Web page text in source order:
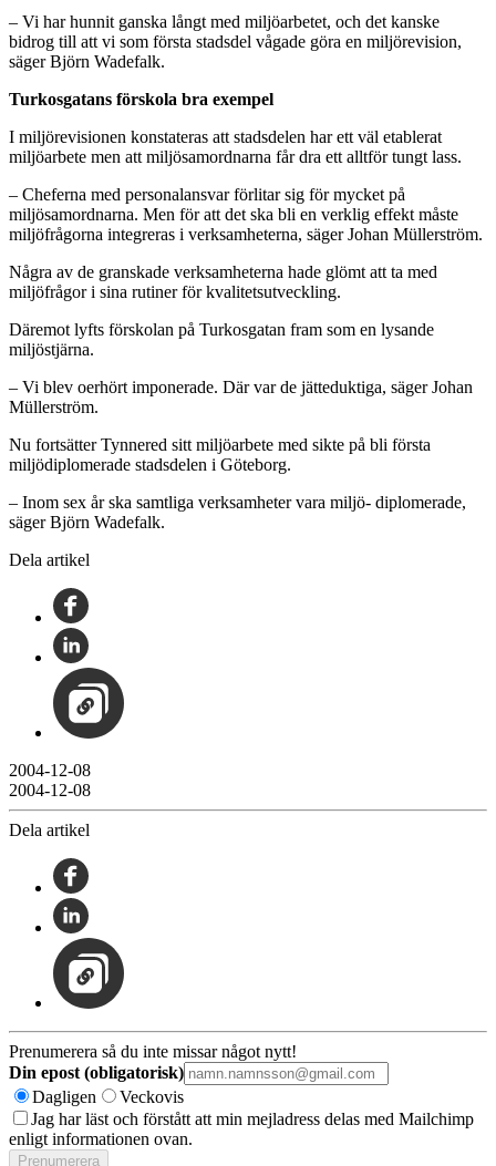
– Vi har hunnit ganska långt med miljöarbetet, och det kanske
bidrog till att vi som första stadsdel vågade göra en miljörevision,
säger Björn Wadefalk.
Turkosgatans förskola bra exempel
I miljörevisionen konstateras att stadsdelen har ett väl etablerat
miljöarbete men att miljösamordnarna får dra ett alltför tungt lass.
– Cheferna med personalansvar förlitar sig för mycket på
miljösamordnarna. Men för att det ska bli en verklig effekt måste
miljöfrågorna integreras i verksamheterna, säger Johan Müllerström.
Några av de granskade verksamheterna hade glömt att ta med
miljöfrågor i sina rutiner för kvalitetsutveckling.
Däremot lyfts förskolan på Turkosgatan fram som en lysande
miljöstjärna.
– Vi blev oerhört imponerade. Där var de jätteduktiga, säger Johan
Müllerström.
Nu fortsätter Tynnered sitt miljöarbete med sikte på bli första
miljödiplomerade stadsdelen i Göteborg.
– Inom sex år ska samtliga verksamheter vara miljö- diplomerade,
säger Björn Wadefalk.
Dela artikel
2004-12-08
2004-12-08
Dela artikel
Prenumerera så du inte missar något nytt!
Din epost (obligatorisk)
Dagligen
Veckovis
Jag har läst och förstått att min mejladress delas med Mailchimp
enligt informationen ovan.